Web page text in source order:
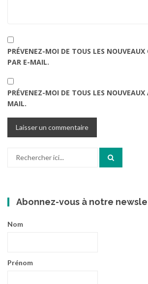
PRÉVENEZ-MOI DE TOUS LES
PAR E-MAIL.
PRÉVENEZ-MOI DE TOUS LES NOUVEAUX
MAIL.
Abonnez-vous à notre
Nom
Prénom